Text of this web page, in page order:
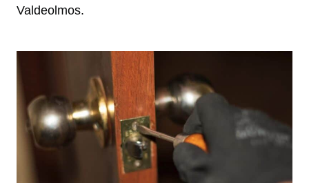
Valdeolmos.